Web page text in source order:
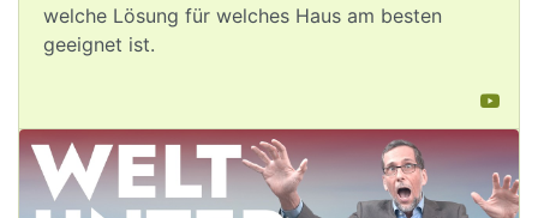
VQuaschning avatar
VQuaschning
Menschen hart. Wohlhabende
Menschen haben oft besonders viel
Vermögen und Sachwerte zu verlieren.
Umso mehr wäre es in ihrem
welche Lösung für welches Haus am besten
geeignet ist.